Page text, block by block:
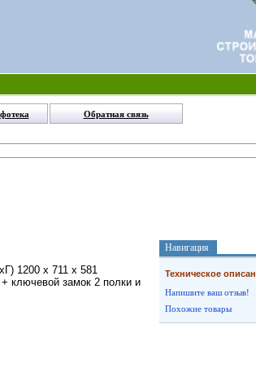
Обратная связь
1200 x 711 x 581
ключевой замок 2 полки и
Навигация
Техническое
Напишите ваш отзыв!
Похожие товары